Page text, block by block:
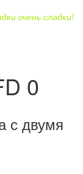
0
с двумя
очень сладки!